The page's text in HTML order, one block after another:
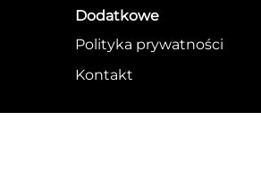
Dodatkowe
Polityka prywatności
Kontakt